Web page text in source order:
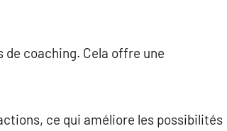
coaching. Cela offre une
ce qui améliore les possibilités